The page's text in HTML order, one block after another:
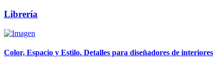
Librería
Color, Espacio y Estilo. Detalles para diseñadores de interiores